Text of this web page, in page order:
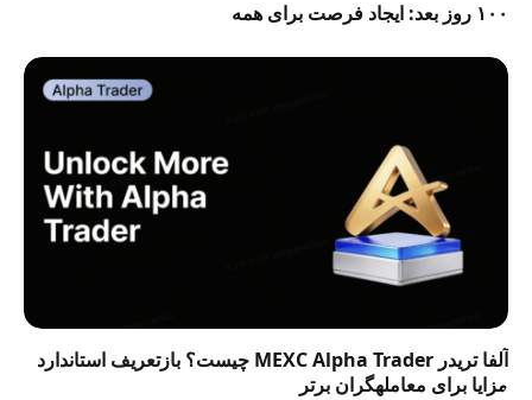
۱۰۰ روز بعد: ایجاد فرصت برای همه
آلفا تریدر MEXC Alpha Trader چیست؟ بازتعریف استاندارد
مزایا برای معاملهگران برتر